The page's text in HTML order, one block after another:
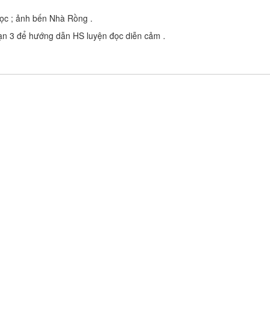
; ảnh bến Nhà Rồng .
3 để hướng dẫn HS luyện đọc diễn cảm .